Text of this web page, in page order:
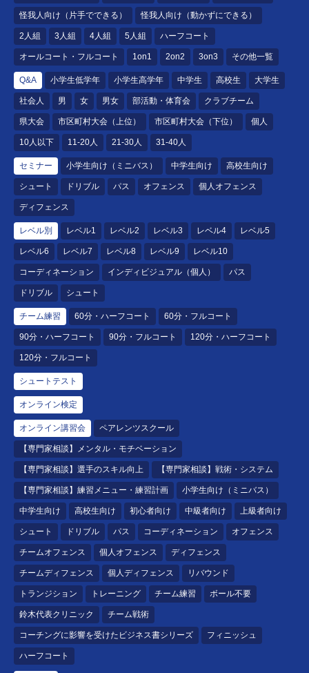
怪我人向け（片手でできる） 怪我人向け（動かずにできる）
2人組 3人組 4人組 5人組 ハーフコート
オールコート・フルコート 1on1 2on2 3on3 その他一覧
Q&A 小学生低学年 小学生高学年 中学生 高校生 大学生
社会人 男 女 男女 部活動・体育会 クラブチーム
県大会 市区町村大会（上位） 市区町村大会（下位） 個人
10人以下 11-20人 21-30人 31-40人
セミナー 小学生向け（ミニバス） 中学生向け 高校生向け
シュート ドリブル パス オフェンス 個人オフェンス
ディフェンス
レベル別 レベル1 レベル2 レベル3 レベル4 レベル5
レベル6 レベル7 レベル8 レベル9 レベル10
コーディネーション インディビジュアル（個人） パス
ドリブル シュート
チーム練習 60分・ハーフコート 60分・フルコート
90分・ハーフコート 90分・フルコート 120分・ハーフコート
120分・フルコート
シュートテスト
オンライン検定
オンライン講習会 ペアレンツスクール
【専門家相談】メンタル・モチベーション
【専門家相談】選手のスキル向上 【専門家相談】戦術・システム
【専門家相談】練習メニュー・練習計画 小学生向け（ミニバス）
中学生向け 高校生向け 初心者向け 中級者向け 上級者向け
シュート ドリブル パス コーディネーション オフェンス
チームオフェンス 個人オフェンス ディフェンス
チームディフェンス 個人ディフェンス リバウンド
トランジション トレーニング チーム練習 ボール不要
鈴木代表クリニック チーム戦術
コーチングに影響を受けたビジネス書シリーズ フィニッシュ
ハーフコート